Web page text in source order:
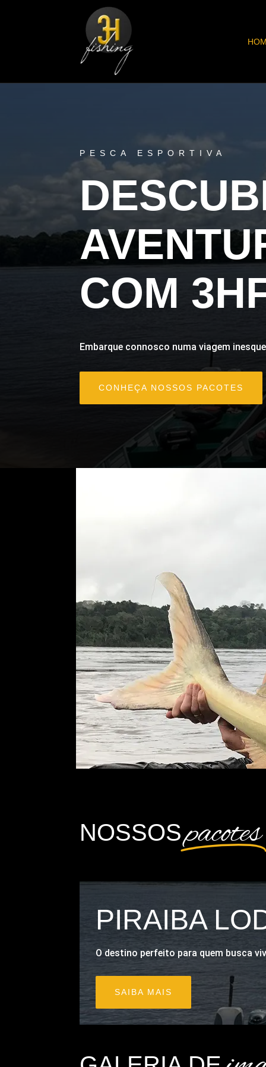
PESCA ESPORTIVA
COM
Embarque connosco numa viagem
CONHEÇA NOSSOS PACOTES
VOCÊ
Para pescar em pontos e operações
oferecer ao pescador novas
destino. Somos a 3HFishing. Tarpon,
outros peixes te esperam!
NOSSOS pacotes
PIRAIBA
O destino perfeito para quem busca
SAIBA MAIS